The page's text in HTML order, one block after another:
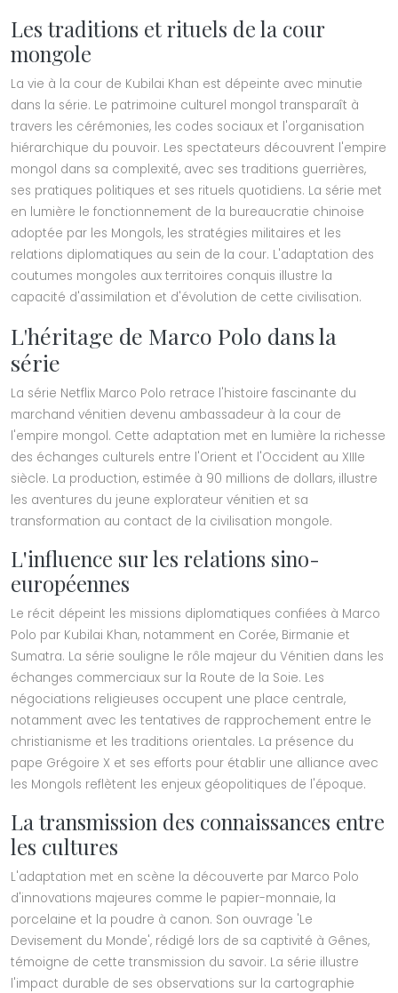
Les traditions et rituels de la cour
mongole
La vie à la cour de Kubilai Khan est dépeinte avec minutie
dans la série. Le patrimoine culturel mongol transparaît à
travers les cérémonies, les codes sociaux et l'organisation
hiérarchique du pouvoir. Les spectateurs découvrent l'empire
mongol dans sa complexité, avec ses traditions guerrières,
ses pratiques politiques et ses rituels quotidiens. La série met
en lumière le fonctionnement de la bureaucratie chinoise
adoptée par les Mongols, les stratégies militaires et les
relations diplomatiques au sein de la cour. L'adaptation des
coutumes mongoles aux territoires conquis illustre la
capacité d'assimilation et d'évolution de cette civilisation.
L'héritage de Marco Polo dans la
série
La série Netflix Marco Polo retrace l'histoire fascinante du
marchand vénitien devenu ambassadeur à la cour de
l'empire mongol. Cette adaptation met en lumière la richesse
des échanges culturels entre l'Orient et l'Occident au XIIIe
siècle. La production, estimée à 90 millions de dollars, illustre
les aventures du jeune explorateur vénitien et sa
transformation au contact de la civilisation mongole.
L'influence sur les relations sino-
européennes
Le récit dépeint les missions diplomatiques confiées à Marco
Polo par Kubilai Khan, notamment en Corée, Birmanie et
Sumatra. La série souligne le rôle majeur du Vénitien dans les
échanges commerciaux sur la Route de la Soie. Les
négociations religieuses occupent une place centrale,
notamment avec les tentatives de rapprochement entre le
christianisme et les traditions orientales. La présence du
pape Grégoire X et ses efforts pour établir une alliance avec
les Mongols reflètent les enjeux géopolitiques de l'époque.
La transmission des connaissances entre
les cultures
L'adaptation met en scène la découverte par Marco Polo
d'innovations majeures comme le papier-monnaie, la
porcelaine et la poudre à canon. Son ouvrage 'Le
Devisement du Monde', rédigé lors de sa captivité à Gênes,
témoigne de cette transmission du savoir. La série illustre
l'impact durable de ses observations sur la cartographie